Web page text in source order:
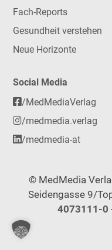
Fach-Reports
Gesundheit verstehen
Neue Horizonte
Social Media
/MedMediaVerlag
/medmedia.verlag
/medmedia-at
© MedMedia
Seidengasse 9/
4073111-0